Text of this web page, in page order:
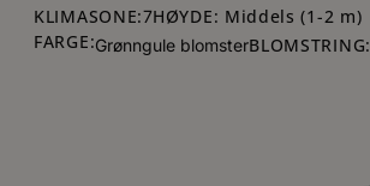
KLIMASONE:7HØYDE: Middels (1-2 m)
FARGE:Grønngule blomsterBLOMSTRING: